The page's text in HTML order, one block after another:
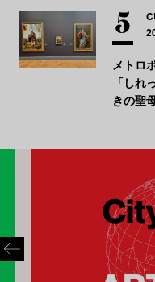
メトロ
「し
きの聖